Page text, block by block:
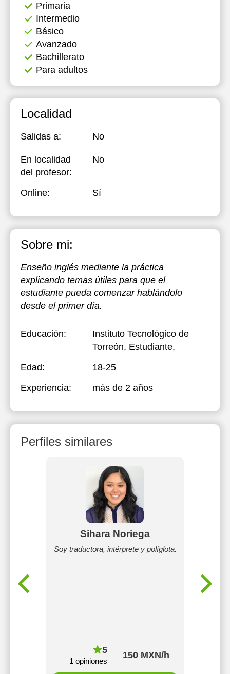
Primaria
Intermedio
Básico
Avanzado
Bachillerato
Para adultos
Localidad
Salidas a: No
En localidad
del profesor:
No
Online: Sí
Sobre mi:
Enseño inglés mediante la práctica
explicando temas útiles para que el
estudiante pueda comenzar hablándolo
desde el primer día.
Educación:
Instituto Tecnológico de
Torreón, Estudiante,
Edad:
18-25
Experiencia:
más de 2 años
Perfiles similares
no
el
Sihara Noriega
Soy traductora, intérprete y políglota.
5
1 opiniones
150 MXN/h